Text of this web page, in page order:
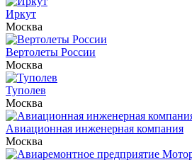
Иркут
Москва
Вертолеты России
Москва
Туполев
Москва
Авиационная инженерная компания
Москва